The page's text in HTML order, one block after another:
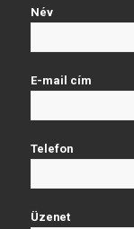
Név
E-mail cím
Telefon
Üzenet